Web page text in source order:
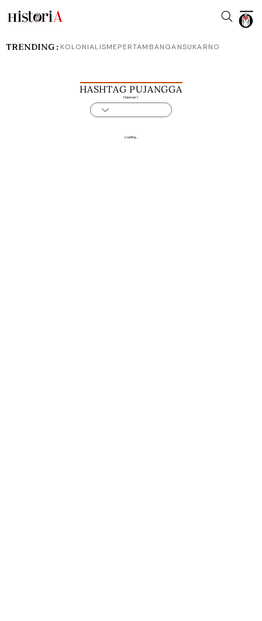
HASHTAG PUJANGGA
Halaman 1
Loading...
TRENDING : KOLONIALISMEPERTAMBANGANSUKARNO